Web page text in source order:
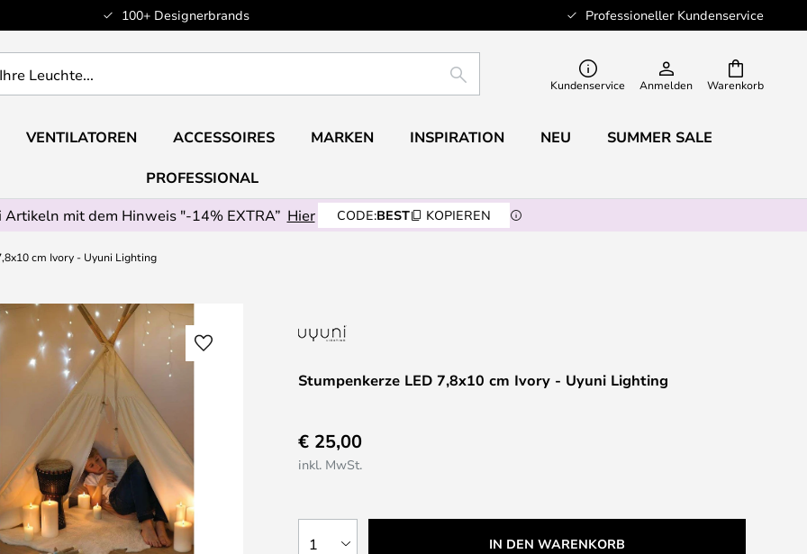
100+ Designerbrands Professioneller Kundenservice
Warenkorb
SUCHE Kundenservice Anmelden
VENTILATOREN ACCESSOIRES MARKEN INSPIRATION NEU SUMMER SALE
PROFESSIONAL
mit dem Hinweis "-14% EXTRA” Hier CODE:BEST KOPIEREN
cm Ivory - Uyuni Lighting
Stumpenkerze LED 7,8x10 cm Ivory - Uyuni Lighting
€ 25,00
inkl. MwSt.
1 IN DEN WARENKORB